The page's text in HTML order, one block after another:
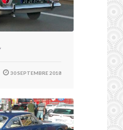
30 SEPTEMBRE 2018